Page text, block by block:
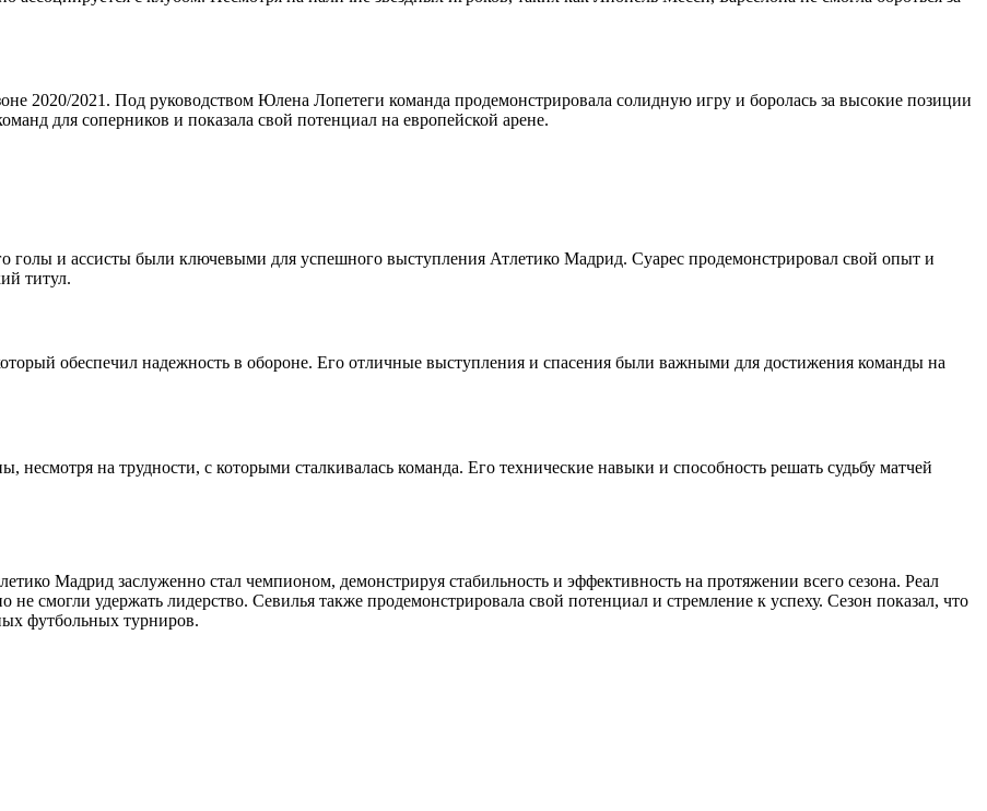
2020/2021. Под руководством Юлена Лопетеги команда продемонстрировала солидную игру и боролась за высокие позиции
для соперников и показала свой потенциал на европейской арене.
голы и ассисты были ключевыми для успешного выступления Атлетико Мадрид. Суарес продемонстрировал свой опыт и
титул.
обеспечил надежность в обороне. Его отличные выступления и спасения были важными для достижения команды на
на трудности, с которыми сталкивалась команда. Его технические навыки и способность решать судьбу матчей
Мадрид заслуженно стал чемпионом, демонстрируя стабильность и эффективность на протяжении всего сезона. Реал
смогли удержать лидерство. Севилья также продемонстрировала свой потенциал и стремление к успеху. Сезон показал, что
футбольных турниров.